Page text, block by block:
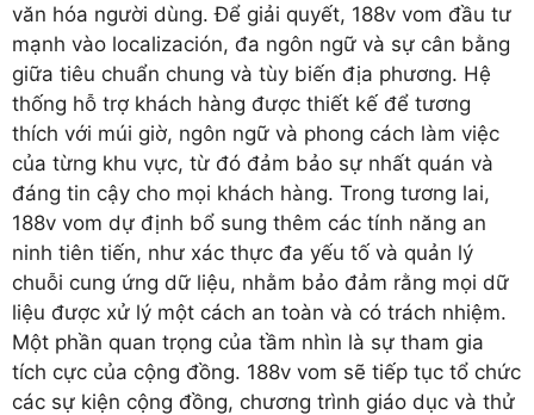
văn hóa người dùng. Để giải quyết, 188v vom đầu tư
mạnh vào localización, đa ngôn ngữ và sự cân bằng
giữa tiêu chuẩn chung và tùy biến địa phương. Hệ
thống hỗ trợ khách hàng được thiết kế để tương
thích với múi giờ, ngôn ngữ và phong cách làm việc
của từng khu vực, từ đó đảm bảo sự nhất quán và
đáng tin cậy cho mọi khách hàng. Trong tương lai,
188v vom dự định bổ sung thêm các tính năng an
ninh tiên tiến, như xác thực đa yếu tố và quản lý
chuỗi cung ứng dữ liệu, nhằm bảo đảm rằng mọi dữ
liệu được xử lý một cách an toàn và có trách nhiệm.
Một phần quan trọng của tầm nhìn là sự tham gia
tích cực của cộng đồng. 188v vom sẽ tiếp tục tổ chức
các sự kiện cộng đồng, chương trình giáo dục và thử